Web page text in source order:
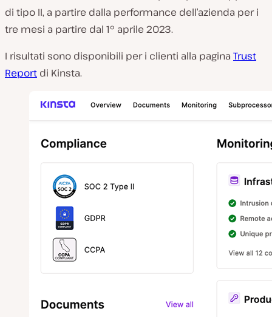
di tipo II, a partire dalla performance dell’azienda per i
tre mesi a partire dal 1° aprile 2023.
I risultati sono disponibili per i clienti alla pagina Trust
Report di Kinsta.